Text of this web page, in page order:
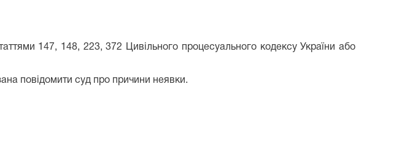
147, 148, 223, 372 Цивільного процесуального кодексу України або
повідомити суд про причини неявки.